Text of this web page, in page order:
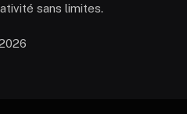
sans limites.